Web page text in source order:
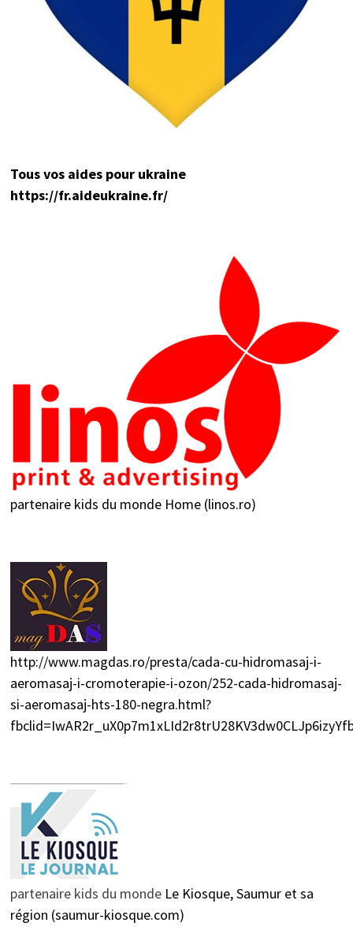
Tous vos aides pour ukraine
https://fr.aideukraine.fr/
partenaire kids du monde Home (linos.ro)
http://www.magdas.ro/presta/cada-cu-hidromasaj-i-
aeromasaj-i-cromoterapie-i-ozon/252-cada-hidromasaj-
si-aeromasaj-hts-180-negra.html?
partenaire kids du monde Le Kiosque, Saumur et sa
région (saumur-kiosque.com)